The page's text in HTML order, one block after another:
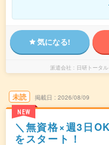
気になる!
派遣会社 日研トータ
未読
NEW
掲載日 2026/08/09
＼無資格×週3日
をスタート！